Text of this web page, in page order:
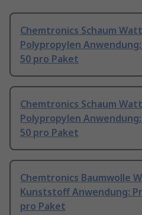
Chemtronics Schaum
Polypropylen
50 pro Paket
Chemtronics Schaum
Polypropylen
50 pro Paket
Chemtronics Baumwolle
Kunststoff Anwendung:
pro Paket